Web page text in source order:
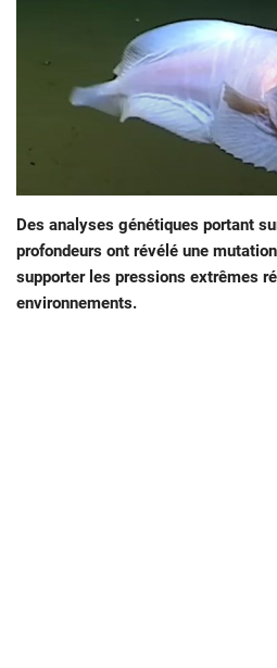
Des analyses génétiques portant
profondeurs ont révélé une
supporter les pressions extrêmes
environnements.